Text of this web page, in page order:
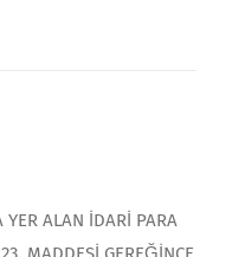
YER ALAN İDARİ PARA